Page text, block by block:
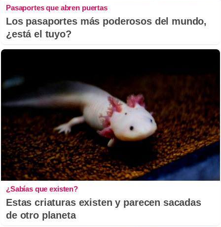
Pasaportes que abren puertas
Los pasaportes más poderosos del mundo,
¿está el tuyo?
¿Sabías que existen?
Estas criaturas existen y parecen sacadas
de otro planeta